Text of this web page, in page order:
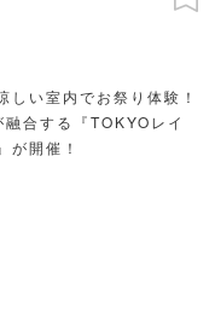
しい室内でお祭り体験！
合する『TOKYOレイ
が開催！